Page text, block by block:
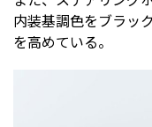
内装基調色をブラッ
を高めている。